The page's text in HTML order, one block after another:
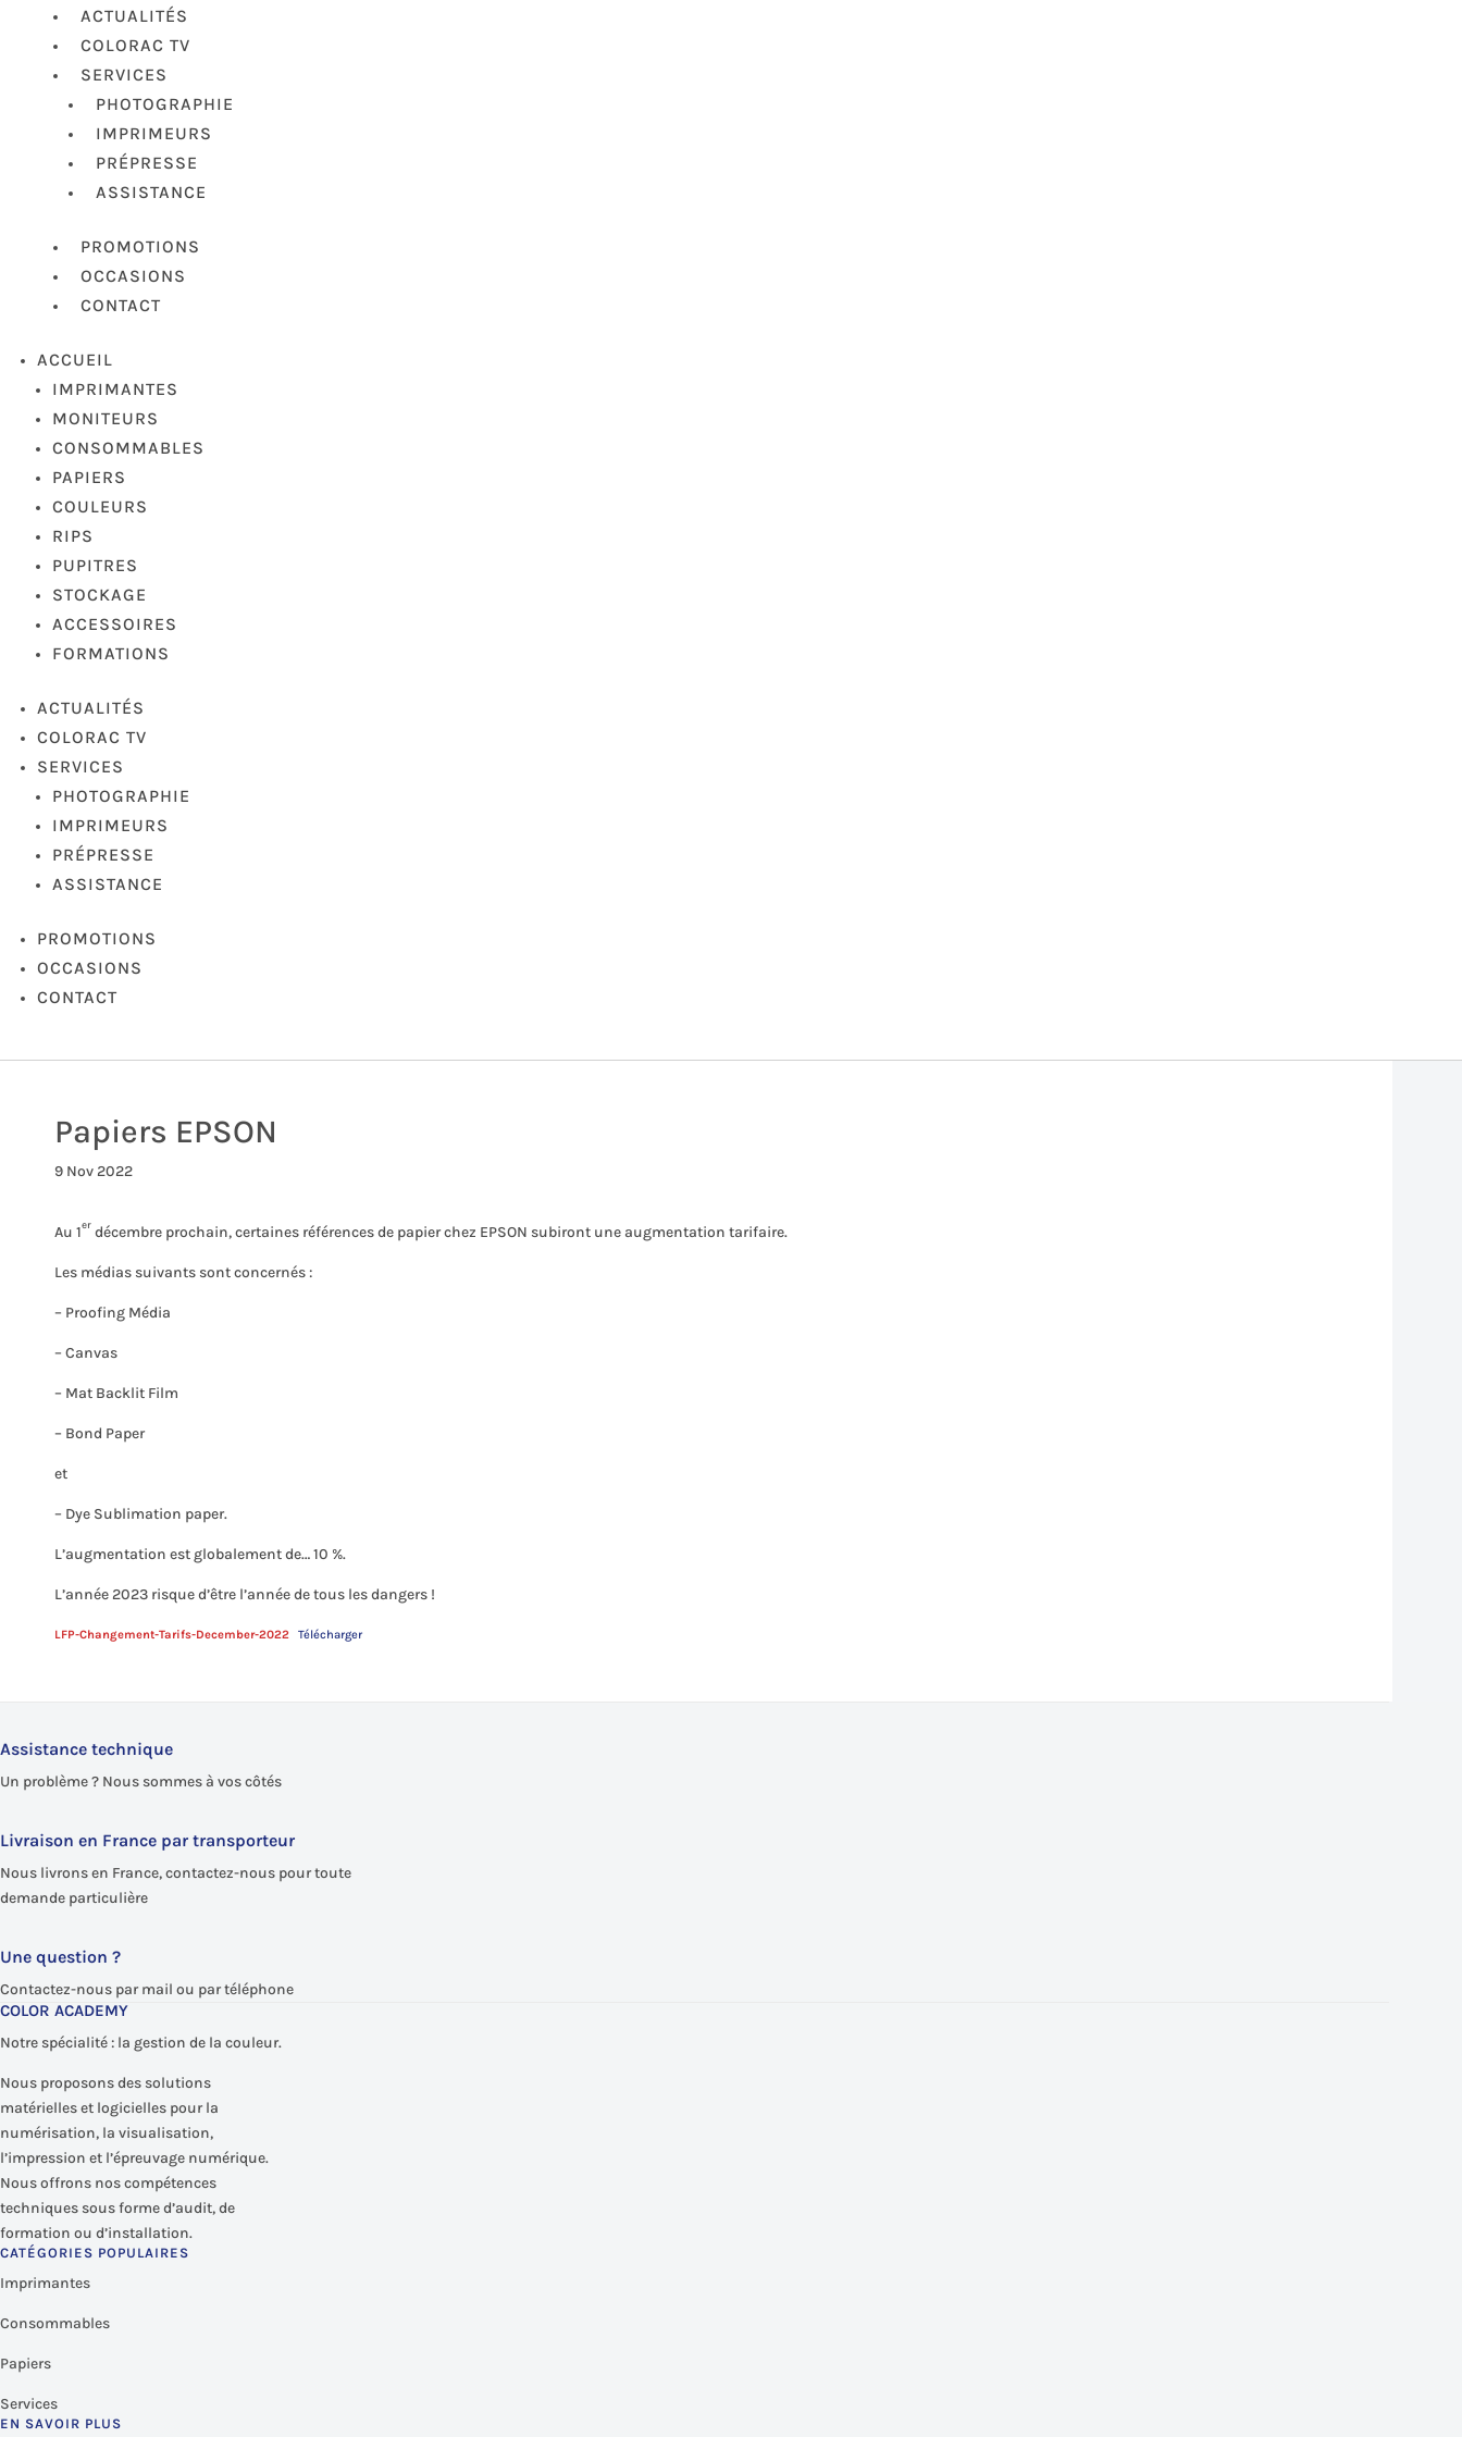
ACTUALITÉS
COLORAC TV
SERVICES
PHOTOGRAPHIE
IMPRIMEURS
PRÉPRESSE
ASSISTANCE
PROMOTIONS
OCCASIONS
CONTACT
ACCUEIL
IMPRIMANTES
MONITEURS
CONSOMMABLES
PAPIERS
COULEURS
RIPS
PUPITRES
STOCKAGE
ACCESSOIRES
FORMATIONS
ACTUALITÉS
COLORAC TV
SERVICES
PHOTOGRAPHIE
IMPRIMEURS
PRÉPRESSE
ASSISTANCE
PROMOTIONS
OCCASIONS
CONTACT
Papiers EPSON
9 Nov 2022
Au 1er décembre prochain, certaines références de papier chez EPSON subiront une augmentation tarifaire.
Les médias suivants sont concernés :
– Proofing Média
– Canvas
– Mat Backlit Film
– Bond Paper
et
– Dye Sublimation paper.
L’augmentation est globalement de… 10 %.
L’année 2023 risque d’être l’année de tous les dangers !
LFP-Changement-Tarifs-December-2022 Télécharger
Assistance technique
Un problème ? Nous sommes à vos côtés
Livraison en France par transporteur
Nous livrons en France, contactez-nous pour toute
demande particulière
Une question ?
Contactez-nous par mail ou par téléphone
COLOR ACADEMY
Notre spécialité : la gestion de la couleur.
Nous proposons des solutions
matérielles et logicielles pour la
numérisation, la visualisation,
l’impression et l’épreuvage numérique.
Nous offrons nos compétences
techniques sous forme d’audit, de
formation ou d’installation.
CATÉGORIES POPULAIRES
Imprimantes
Consommables
Papiers
Services
EN SAVOIR PLUS